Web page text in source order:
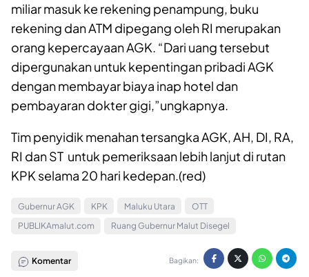
miliar masuk ke rekening penampung, buku
rekening dan ATM dipegang oleh RI merupakan
orang kepercayaan AGK. “Dari uang tersebut
dipergunakan untuk kepentingan pribadi AGK
dengan membayar biaya inap hotel dan
pembayaran dokter gigi,”ungkapnya.
Tim penyidik menahan tersangka AGK, AH, DI, RA,
RI dan ST untuk pemeriksaan lebih lanjut di rutan
KPK selama 20 hari kedepan.(red)
Gubernur AGK KPK Maluku Utara
OTT
PUBLIKAmalut.com
Ruang Gubernur Malut Disegel
Komentar Bagikan: